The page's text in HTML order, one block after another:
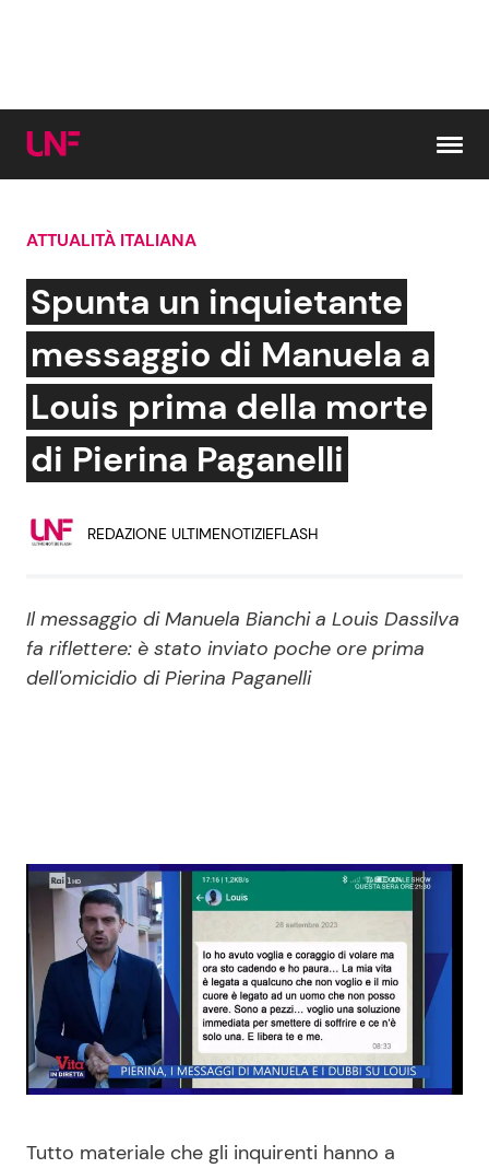
Cerca:
News e Cronaca
Attualità Italiana
Dal Mondo
Politica
Gossip e TV
Bellezze VIP
Coppie VIP
Reality e Talent
Soap Opera
News Musica
News Spettacolo
Benessere
Casa
Cucina e Ricette
Consigli di Cucina
ATTUALITÀ ITALIANA
Spunta un inquietante
messaggio di Manuela a
Louis prima della morte
di Pierina Paganelli
REDAZIONE ULTIMENOTIZIEFLASH
Il messaggio di Manuela Bianchi a Louis Dassilva
fa riflettere: è stato inviato poche ore prima
dell'omicidio di Pierina Paganelli
Tutto materiale che gli inquirenti hanno a